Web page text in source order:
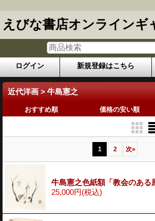
えびな書店オンラインギ
ログイン 新規登録はこちら
近代洋画 > 牛島憲之
おすすめ順 価格の安い順
1 2 次»
牛島憲之色紙額「教会のある
25,000円(税込)